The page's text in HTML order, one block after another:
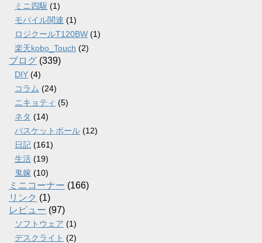
ミニ四駆 (1)
モバイル関連 (1)
ロジクールT120BW (1)
楽天kobo_Touch (2)
ブログ (339)
DIY (4)
コラム (24)
ニキョティ (5)
ネタ (14)
バスケットボール (12)
日記 (161)
生活 (19)
鬼嫁 (10)
ミニコーナー (166)
リンク (1)
レビュー (97)
ソフトウェア (1)
デスクライト (2)